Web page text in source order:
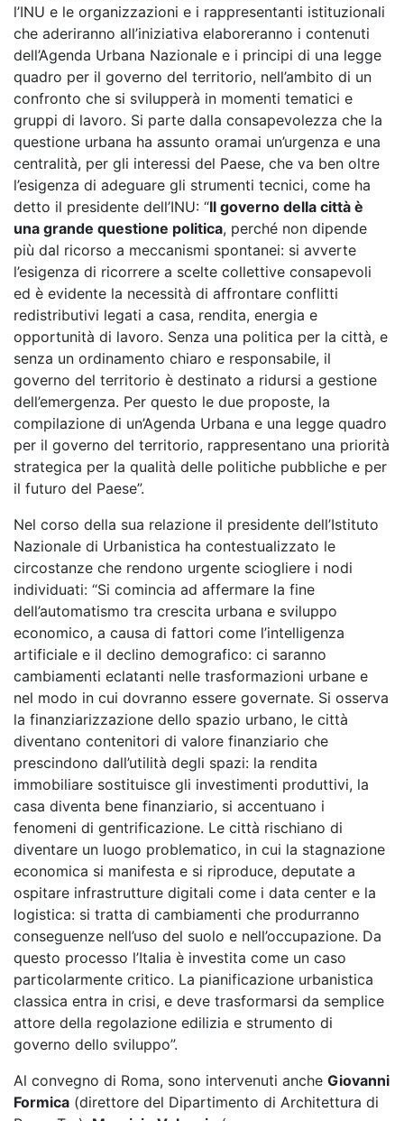
l’INU e le organizzazioni e i rappresentanti istituzionali
che aderiranno all’iniziativa elaboreranno i contenuti
dell’Agenda Urbana Nazionale e i principi di una legge
quadro per il governo del territorio, nell’ambito di un
confronto che si svilupperà in momenti tematici e
gruppi di lavoro. Si parte dalla consapevolezza che la
questione urbana ha assunto oramai un’urgenza e una
centralità, per gli interessi del Paese, che va ben oltre
l’esigenza di adeguare gli strumenti tecnici, come ha
detto il presidente dell’INU: “Il governo della città è
una grande questione politica, perché non dipende
più dal ricorso a meccanismi spontanei: si avverte
l’esigenza di ricorrere a scelte collettive consapevoli
ed è evidente la necessità di affrontare conflitti
redistributivi legati a casa, rendita, energia e
opportunità di lavoro. Senza una politica per la città, e
senza un ordinamento chiaro e responsabile, il
governo del territorio è destinato a ridursi a gestione
dell’emergenza. Per questo le due proposte, la
compilazione di un’Agenda Urbana e una legge quadro
per il governo del territorio, rappresentano una priorità
strategica per la qualità delle politiche pubbliche e per
il futuro del Paese”.
Nel corso della sua relazione il presidente dell’Istituto
Nazionale di Urbanistica ha contestualizzato le
circostanze che rendono urgente sciogliere i nodi
individuati: “Si comincia ad affermare la fine
dell’automatismo tra crescita urbana e sviluppo
economico, a causa di fattori come l’intelligenza
artificiale e il declino demografico: ci saranno
cambiamenti eclatanti nelle trasformazioni urbane e
nel modo in cui dovranno essere governate. Si osserva
la finanziarizzazione dello spazio urbano, le città
diventano contenitori di valore finanziario che
prescindono dall’utilità degli spazi: la rendita
immobiliare sostituisce gli investimenti produttivi, la
casa diventa bene finanziario, si accentuano i
fenomeni di gentrificazione. Le città rischiano di
diventare un luogo problematico, in cui la stagnazione
economica si manifesta e si riproduce, deputate a
ospitare infrastrutture digitali come i data center e la
logistica: si tratta di cambiamenti che produrranno
conseguenze nell’uso del suolo e nell’occupazione. Da
questo processo l’Italia è investita come un caso
particolarmente critico. La pianificazione urbanistica
classica entra in crisi, e deve trasformarsi da semplice
attore della regolazione edilizia e strumento di
governo dello sviluppo”.
Al convegno di Roma, sono intervenuti anche Giovanni
Formica (direttore del Dipartimento di Architettura di